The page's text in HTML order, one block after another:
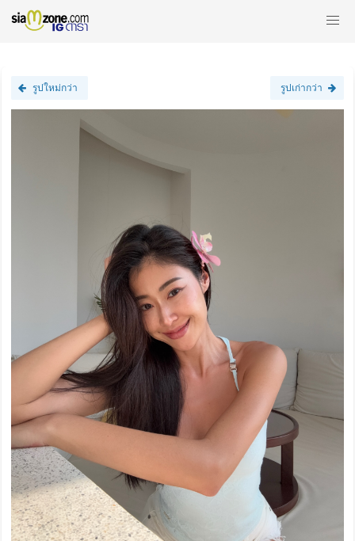
รูปใหม่กว่า รูปเก่ากว่า